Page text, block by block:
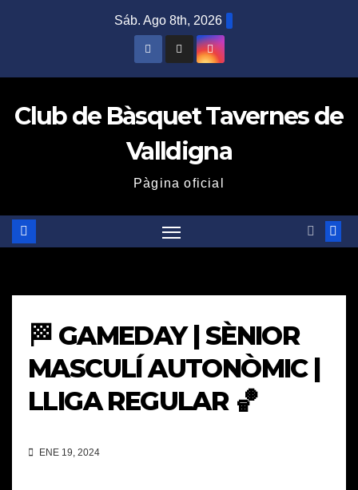
Sáb. Ago 8th, 2026
Club de Bàsquet Tavernes de
Valldigna
Pàgina oficial
🏁 GAMEDAY | SÈNIOR
MASCULÍ AUTONÒMIC |
LLIGA REGULAR 🏀
ENE 19, 2024